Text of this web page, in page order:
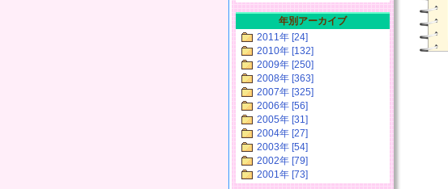
年別アーカイブ
2011年 [24]
2010年 [132]
2009年 [250]
2008年 [363]
2007年 [325]
2006年 [56]
2005年 [31]
2004年 [27]
2003年 [54]
2002年 [79]
2001年 [73]